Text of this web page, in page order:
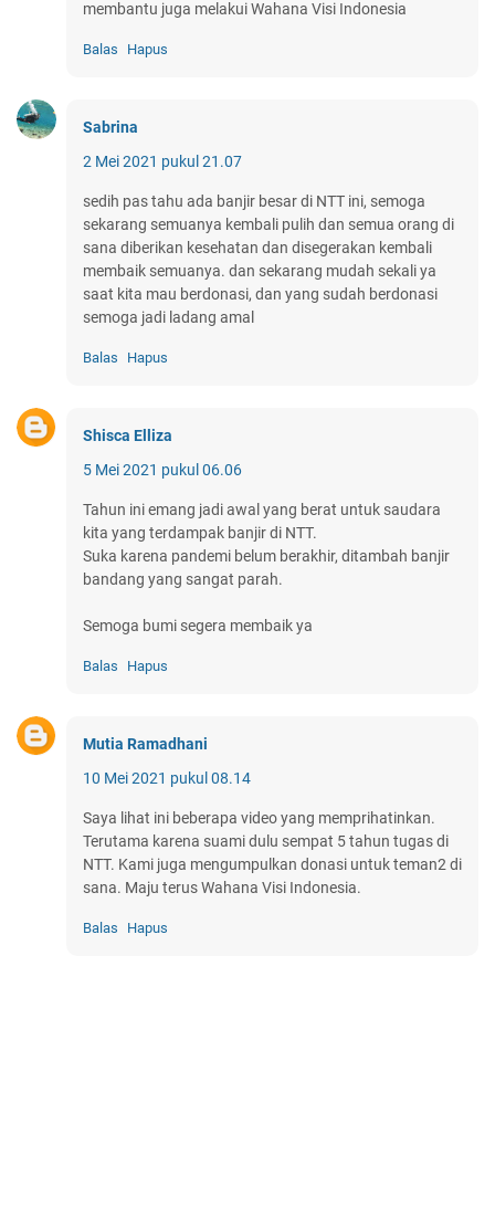
membantu juga melakui Wahana Visi Indonesia
Balas Hapus
Sabrina
2 Mei 2021 pukul 21.07
sedih pas tahu ada banjir besar di NTT ini, semoga
sekarang semuanya kembali pulih dan semua orang di
sana diberikan kesehatan dan disegerakan kembali
membaik semuanya. dan sekarang mudah sekali ya
saat kita mau berdonasi, dan yang sudah berdonasi
semoga jadi ladang amal
Balas Hapus
Shisca Elliza
5 Mei 2021 pukul 06.06
Tahun ini emang jadi awal yang berat untuk saudara
kita yang terdampak banjir di NTT.
Suka karena pandemi belum berakhir, ditambah banjir
bandang yang sangat parah.
Semoga bumi segera membaik ya
Balas Hapus
Mutia Ramadhani
10 Mei 2021 pukul 08.14
Saya lihat ini beberapa video yang memprihatinkan.
Terutama karena suami dulu sempat 5 tahun tugas di
NTT. Kami juga mengumpulkan donasi untuk teman2 di
sana. Maju terus Wahana Visi Indonesia.
Balas Hapus